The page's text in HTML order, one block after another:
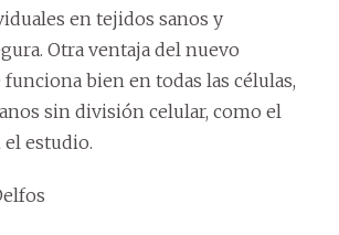
en tejidos sanos y
Otra ventaja del nuevo
bien en todas las células,
sin división celular, como el
el estudio.